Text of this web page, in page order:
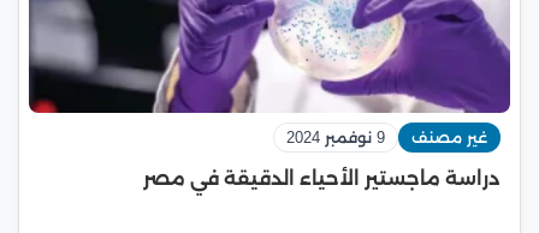
غير مصنف 9 نوفمبر 2024
دراسة ماجستير الأحياء الدقيقة في مصر